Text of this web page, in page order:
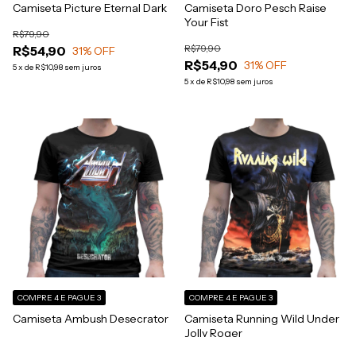
Camiseta Picture Eternal Dark
R$54,90
R$79,90
31% OFF
5x de R$10,98 sem juros
Camiseta Doro Pesch Raise
Your Fist
R$54,90
R$79,90
31% OFF
5x de R$10,98 sem juros
Camiseta Ambush Desecrator
COMPRE 4 E PAGUE 3
Camiseta Running Wild Under
Jolly Roger
COMPRE 4 E PAGUE 3